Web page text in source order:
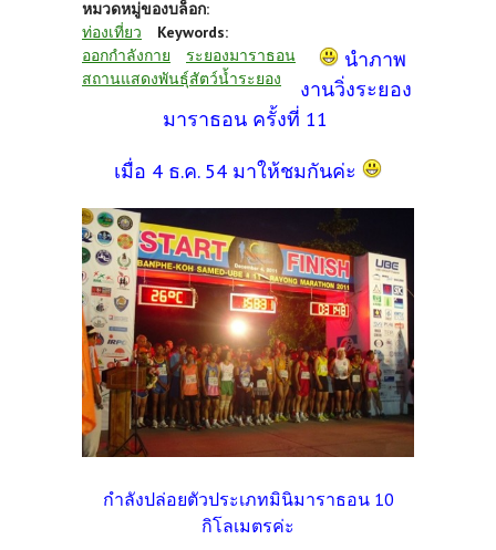
หมวดหมู่ของบล็อก:
ท่องเที่ยว
Keywords:
ออกกำลังกาย
ระยองมาราธอน
สถานแสดงพันธุ์สัตว์น้ำระยอง
นำภาพ
งานวิ่งระยอง
มาราธอน ครั้งที่ 11
เมื่อ 4 ธ.ค. 54 มาให้ชมกันค่ะ
กำลังปล่อยตัวประเภทมินิมาราธอน 10
กิโลเมตรค่ะ